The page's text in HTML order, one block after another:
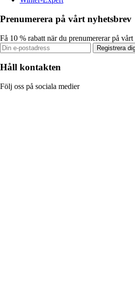
Prenumerera på vårt nyhetsbrev
Få 10 % rabatt när du prenumererar på
Registrera
Håll kontakten
Följ oss på sociala medier